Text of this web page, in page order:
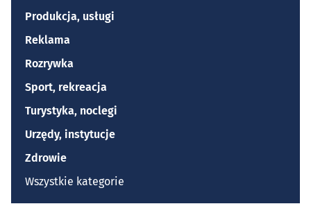
Produkcja, usługi
Reklama
Rozrywka
Sport, rekreacja
Turystyka, noclegi
Urzędy, instytucje
Zdrowie
Wszystkie kategorie